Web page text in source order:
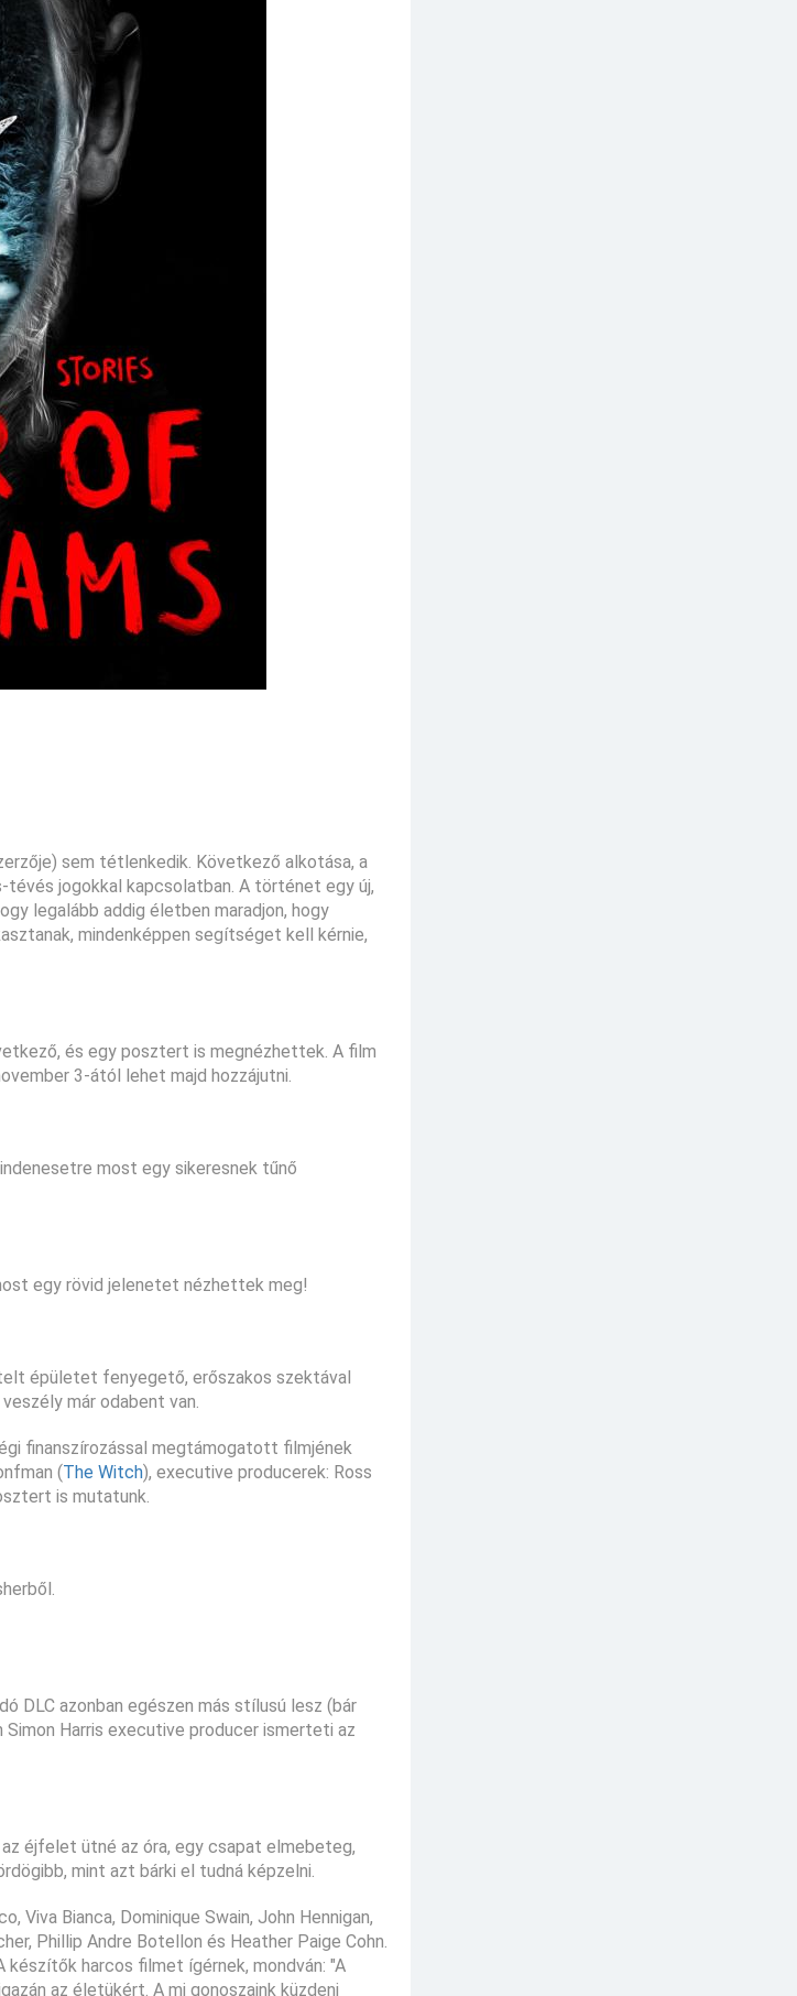
sem tétlenkedik. Következő alkotása, a
tévés jogokkal kapcsolatban. A történet egy új,
legalább addig életben maradjon, hogy
mindenképpen segítséget kell kérnie,
és egy posztert is megnézhettek. A film
3-ától lehet majd hozzájutni.
most egy sikeresnek tűnő
egy rövid jelenetet nézhettek meg!
épületet fenyegető, erőszakos szektával
már odabent van.
finanszírozással megtámogatott filmjének
(The Witch), executive producerek: Ross
is mutatunk.
DLC azonban egészen más stílusú lesz (bár
Harris executive producer ismerteti az
éjfelet ütné az óra, egy csapat elmebeteg,
mint azt bárki el tudná képzelni.
Bianca, Dominique Swain, John Hennigan,
Phillip Andre Botellon és Heather Paige Cohn.
készítők harcos filmet ígérnek, mondván: "A
az életükért. A mi gonoszaink küzdeni